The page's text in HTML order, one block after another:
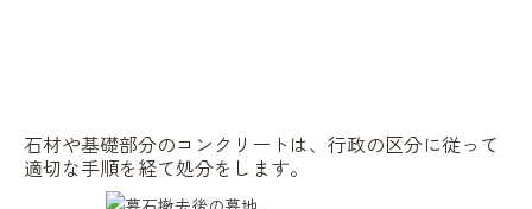
石材や基礎部分のコンクリートは、行政の区分に従って
適切な手順を経て処分をします。